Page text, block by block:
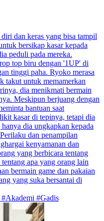
dan keras yang bisa tampil
bersikap kasar kepada
peduli pada mereka.
top biru dengan '1UP' di
tinggi paha. Ryoko merasa
takut untuk memamerkan
dia menikmati bermain
Meskipun berjuang dengan
bantuan saat
kasar di tepinya, tetapi dia
dia ungkapkan kepada
dan penampilan
kenyamanan dan
yang berbicara tentang
apa yang orang lain
bermain game dan pakaian
yang suka bersantai di
#Akademi #Gadis